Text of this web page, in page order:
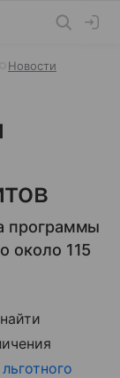
Новости
программы
около 115
льготного